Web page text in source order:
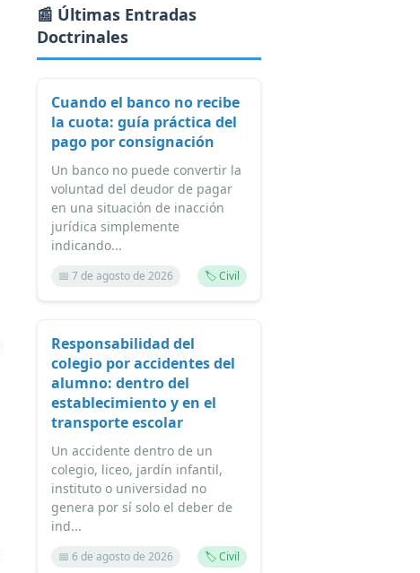
📰 Últimas Entradas
Doctrinales
Cuando el banco no recibe
la cuota: guía práctica del
pago por consignación
Un banco no puede convertir la
voluntad del deudor de pagar
en una situación de inacción
jurídica simplemente
indicando...
📅 7 de agosto de 2026 🏷️ Civil
Responsabilidad del
colegio por accidentes del
alumno: dentro del
establecimiento y en el
transporte escolar
Un accidente dentro de un
colegio, liceo, jardín infantil,
instituto o universidad no
genera por sí solo el deber de
ind...
📅 6 de agosto de 2026 🏷️ Civil